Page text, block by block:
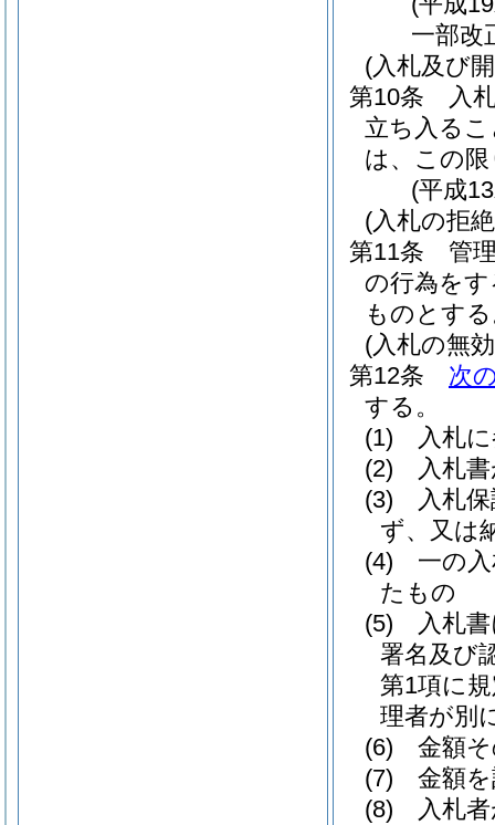
一部改
(入札及び
第10条
入
立ち入る
は、この
(平成
(入札の拒
第11条
管
の行為を
ものとす
(入札の無
第12条
次
する。
(1)
入札
(2)
入札
(3)
入札
ず、又は
(4)
一の
たもの
(5)
入札
署名及び
第1項に
理者が別
(6)
金額
(7)
金額
(8)
入札